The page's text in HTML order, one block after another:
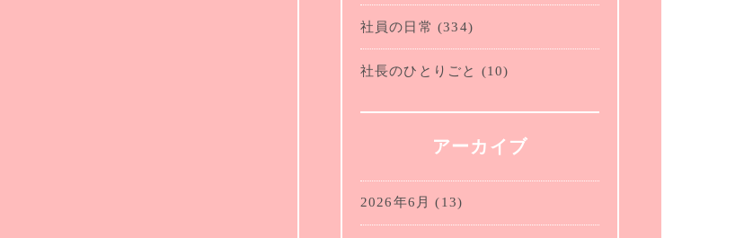
社員の日常 (334)
社長のひとりごと (10)
アーカイブ
2026年6月 (13)